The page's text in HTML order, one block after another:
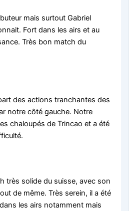
mais surtout Gabriel
Fort dans les airs et au
Très bon match du
des actions tranchantes des
notre côté gauche. Notre
chaloupés de Trincao et a été
très solide du suisse, avec son
de même. Très serein, il a été
les airs notamment mais